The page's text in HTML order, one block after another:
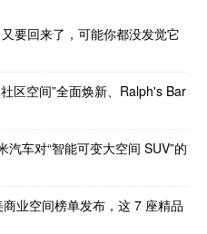
要回来了，可能你都没发觉它
区空间”全面焕新、Ralph's Bar
车对“智能可变大空间 SUV”的
业空间榜单发布，这 7 座精品